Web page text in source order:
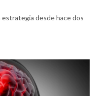
estrategia desde hace dos